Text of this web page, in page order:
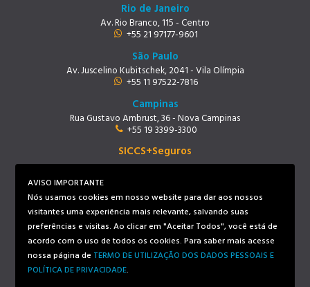
Rio de Janeiro
Av. Rio Branco, 115 - Centro
+55 21 97177-9601
São Paulo
Av. Juscelino Kubitschek, 2041 - Vila Olímpia
+55 11 97522-7816
Campinas
Rua Gustavo Ambrust, 36 - Nova Campinas
+55 19 3399-3300
SICCS+Seguros
Rio de Janeiro
Av. Rio Branco, 115 - Centro
+55 21 97219-9678
Siga-nos
AVISO IMPORTANTE
Nós usamos cookies em nosso website para dar aos nossos
visitantes uma experiência mais relevante, salvando suas
preferências e visitas. Ao clicar em "Aceitar Todos", você está de
acordo com o uso de todos os cookies. Para saber mais acesse
nossa página de TERMO DE UTILIZAÇÃO DOS DADOS PESSOAIS E
POLÍTICA DE PRIVACIDADE.